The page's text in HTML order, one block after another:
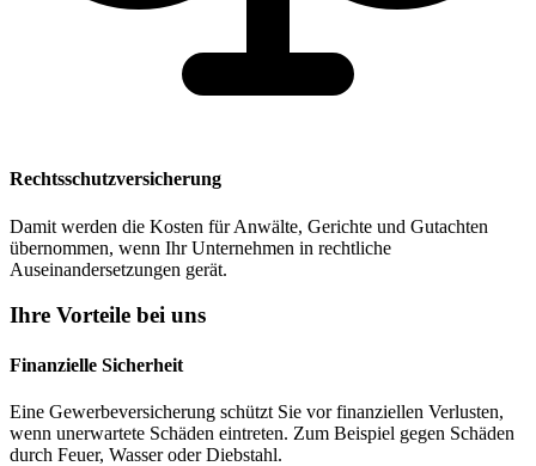
Rechtsschutzversicherung
Damit werden die Kosten für Anwälte, Gerichte und Gutachten
übernommen, wenn Ihr Unternehmen in rechtliche
Auseinandersetzungen gerät.
Ihre Vorteile bei uns
Finanzielle Sicherheit
Eine Gewerbeversicherung schützt Sie vor finanziellen Verlusten,
wenn unerwartete Schäden eintreten. Zum Beispiel gegen Schäden
durch Feuer, Wasser oder Diebstahl.